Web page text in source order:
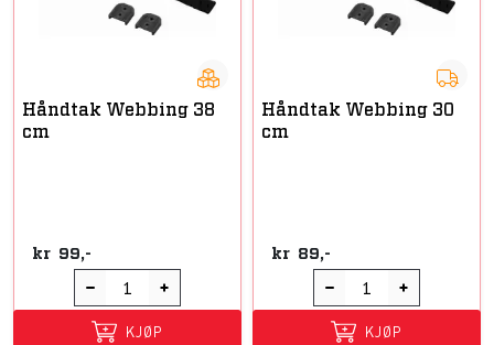
Håndtak Webbing 38
cm
kr 99,-
KJØP
Håndtak Webbing 30
cm
kr 89,-
KJØP